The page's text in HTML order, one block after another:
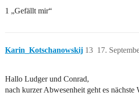
1 „Gefällt mir“
Karin_Kotschanowskij 17.
13
Hallo Ludger und Conrad,
nach kurzer Abwesenheit geht es